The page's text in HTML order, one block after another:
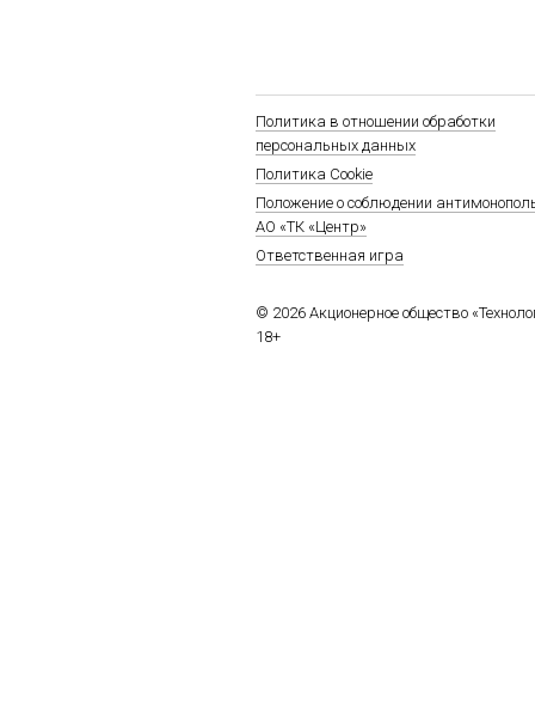
Политика в отношении обработки
персональных данных
Политика Cookie
Положение о соблюдении
АО «ТК «Центр»
Ответственная игра
© 2026 Акционерное общество
18+